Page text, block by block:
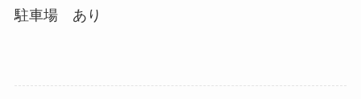
駐車場 あり